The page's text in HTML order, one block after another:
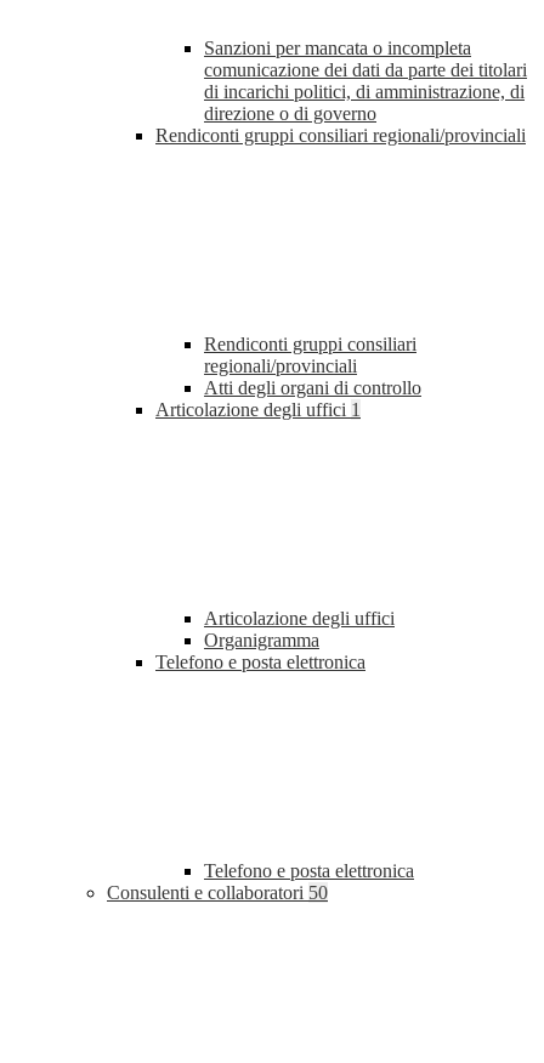
Sanzioni per mancata o incompleta
comunicazione dei dati da parte dei titolari
di incarichi politici, di amministrazione, di
direzione o di governo
Rendiconti gruppi consiliari regionali/provinciali
Rendiconti gruppi consiliari
regionali/provinciali
Atti degli organi di controllo
Articolazione degli uffici 1
Articolazione degli uffici
Organigramma
Telefono e posta elettronica
Telefono e posta elettronica
Consulenti e collaboratori 50